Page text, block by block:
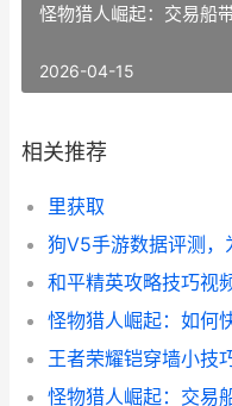
怪物猎人崛起：交易船
2026-04-15
相关推荐
里获取
狗V5手游数据评测，
和平精英攻略技巧视
怪物猎人崛起：如何
怪物猎人崛起：交易